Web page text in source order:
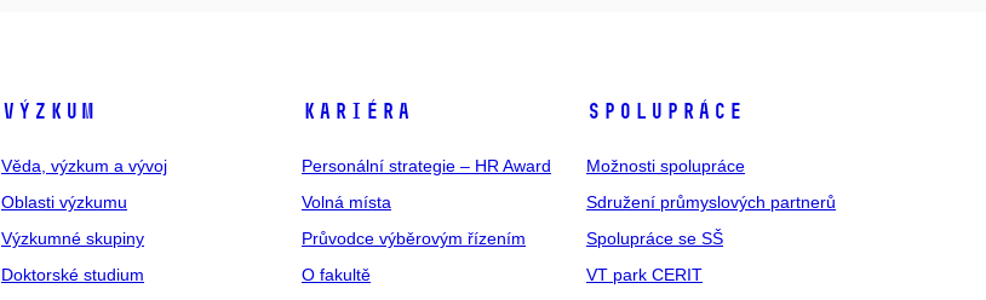
VÝZKUM
Věda, výzkum a vývoj
Oblasti výzkumu
Výzkumné skupiny
Doktorské studium
KARIÉRA
Personální strategie – HR Award
Volná místa
Průvodce výběrovým řízením
O fakultě
SPOLUPRÁCE
Možnosti spolupráce
Sdružení průmyslových partnerů
Spolupráce se SŠ
VT park CERIT